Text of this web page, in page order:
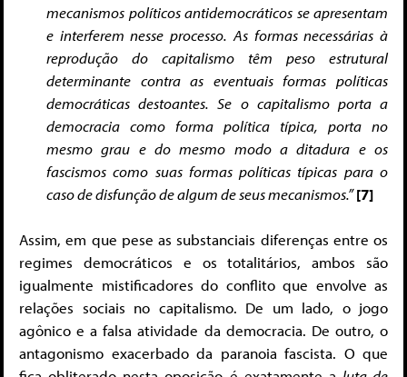
mecanismos políticos antidemocráticos se apresentam
e interferem nesse processo. As formas necessárias à
reprodução do capitalismo têm peso estrutural
determinante contra as eventuais formas políticas
democráticas destoantes. Se o capitalismo porta a
democracia como forma política típica, porta no
mesmo grau e do mesmo modo a ditadura e os
fascismos como suas formas políticas típicas para o
caso de disfunção de algum de seus mecanismos.”[7]
Assim, em que pese as substanciais diferenças entre os
regimes democráticos e os totalitários, ambos são
igualmente mistificadores do conflito que envolve as
relações sociais no capitalismo. De um lado, o jogo
agônico e a falsa atividade da democracia. De outro, o
antagonismo exacerbado da paranoia fascista. O que